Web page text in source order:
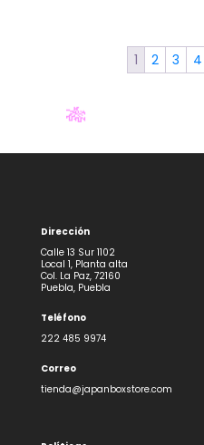
1 2 3 4
Dirección
Calle 13 Sur 1102
Local 1, Planta alta
Col. La Paz, 72160
Puebla, Puebla
Teléfono
222 485 9974
Correo
tienda@japanboxstore.com
🎋